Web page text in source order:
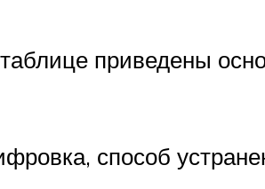
приведены
способ